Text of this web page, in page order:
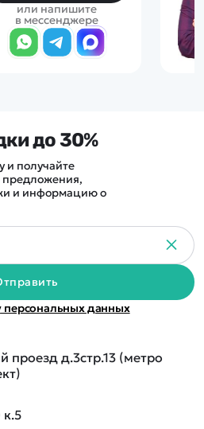
или напишите
в мессенджере
проезд д.3стр.13 (метро
к.5
до 30%
и получайте
и информацию о
персональных данных